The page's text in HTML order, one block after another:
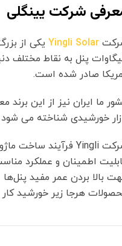
شرکت یینگلی
Yingli Solar
پنل به نقاط مختلف
صادر شده است.
ما ایران نیز از این
خورشیدی شناخته می شود
Yingli فرآیند ساخت
اطمینان و عملکرد
بالا بردن عمر مفید
هرجا زیر خورشید کار